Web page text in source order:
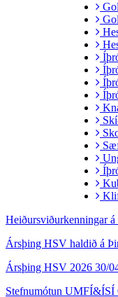
Heiðursviðurkenningar
Ársþing HSV haldið á
Ársþing HSV 2026 30/
Stefnumótun UMFÍ&ÍSÍ